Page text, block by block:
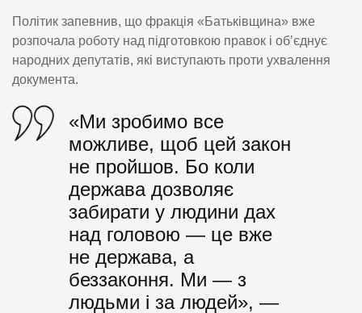
Політик запевнив, що фракція «Батьківщина» вже
розпочала роботу над підготовкою правок і об’єднує
народних депутатів, які виступають проти ухвалення
документа.
«Ми зробимо все
можливе, щоб цей закон
не пройшов. Бо коли
держава дозволяє
забирати у людини дах
над головою — це вже
не держава, а
беззаконня. Ми — з
людьми і за людей», —